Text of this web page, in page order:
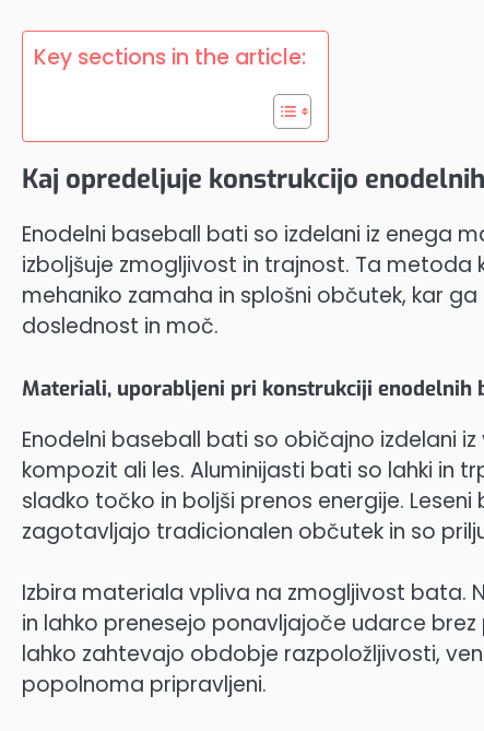
Key sections in the article:
Kaj opredeljuje konstrukcijo
Enodelni baseball bati so izdelani iz enega
izboljšuje zmogljivost in trajnost. Ta metoda
mehaniko zamaha in splošni občutek, kar
doslednost in moč.
Materiali, uporabljeni pri konstrukciji enodelnih
Enodelni baseball bati so običajno izdelani
kompozit ali les. Aluminijasti bati so lahki in
sladko točko in boljši prenos energije.
zagotavljajo tradicionalen občutek in so
Izbira materiala vpliva na zmogljivost bata.
in lahko prenesejo ponavljajoče udarce
lahko zahtevajo obdobje razpoložljivosti,
popolnoma pripravljeni.